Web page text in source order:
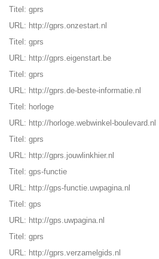
Titel: gprs
URL: http://gprs.onzestart.nl
Titel: gprs
URL: http://gprs.eigenstart.be
Titel: gprs
URL: http://gprs.de-beste-informatie.nl
Titel: horloge
URL: http://horloge.webwinkel-boulevard.nl
Titel: gprs
URL: http://gprs.jouwlinkhier.nl
Titel: gps-functie
URL: http://gps-functie.uwpagina.nl
Titel: gps
URL: http://gps.uwpagina.nl
Titel: gprs
URL: http://gprs.verzamelgids.nl